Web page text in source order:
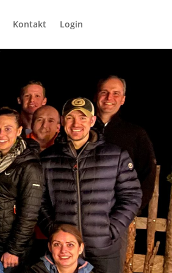
Kontakt Login